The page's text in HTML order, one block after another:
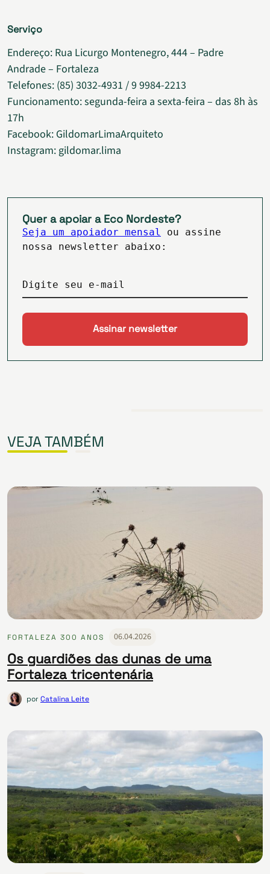
Serviço
Endereço: Rua Licurgo Montenegro, 444 – Padre
Andrade – Fortaleza
Telefones: (85) 3032-4931 / 9 9984-2213
Funcionamento: segunda-feira a sexta-feira – das 8h às
17h
Facebook: GildomarLimaArquiteto
Instagram: gildomar.lima
Quer a apoiar a Eco Nordeste?
Seja um apoiador mensal
ou assine
nossa newsletter abaixo:
Digite seu e-mail
VEJA TAMBÉM
FORTALEZA 300 ANOS 06.04.2026
Os guardiões das dunas de uma
Fortaleza tricentenária
porCatalina Leite